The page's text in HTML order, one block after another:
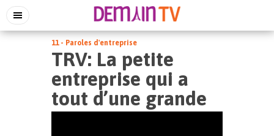
11 - Paroles d'entreprise
TRV: La petite
entreprise qui a
tout d’une grande